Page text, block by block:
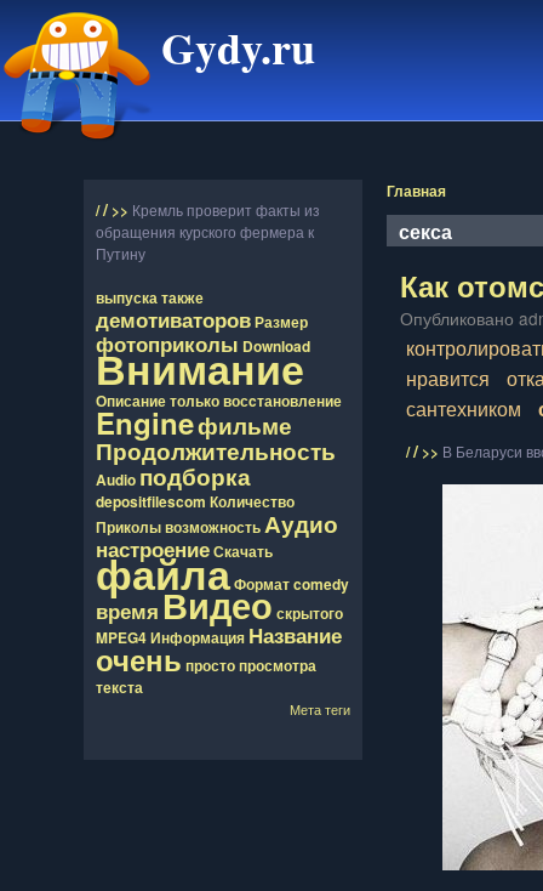
Gydy.ru
// >> Кремль проверит факты из
обращения курского фермера к
Путину
выпускатакже
демотиваторовРазмер
фотоприколы Download
Внимание
Описаниетольковосcтановление
Engineфильме
Продолжительность
Audio подборка
depositfilescom Количество
ПриколывозможностьАудио
настроениеСкачать
файлаФорматcomedy
времяВидеоскрытого
MPEG4Информация Название
очень простопросмотра
текста
Мета теги
Главная
секса
Как
Опубликовано
нравится
сантехником
// >> В Беларуси